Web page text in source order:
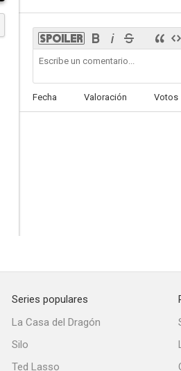
Fecha Valoración Votos
Series populares
La Casa del Dragón
Silo
Ted Lasso